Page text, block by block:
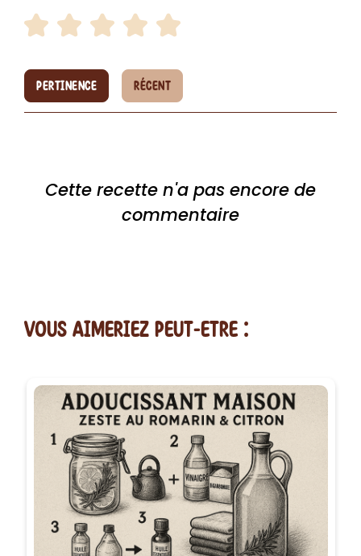
PERTINENCE RÉCENT
Cette recette n'a pas encore de
commentaire
vous AIMERiEZ PEUT-ETRE :